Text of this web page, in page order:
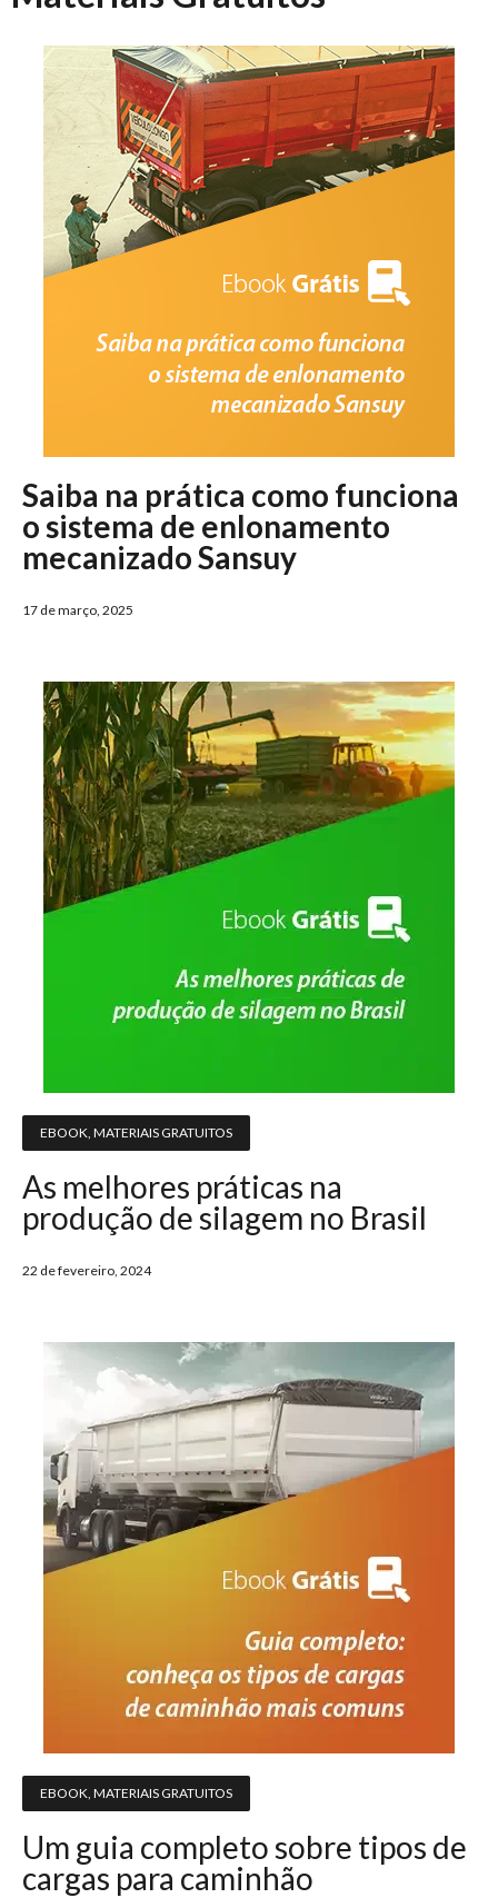
Saiba na prática como funciona
o sistema de enlonamento
mecanizado Sansuy
17 de março, 2025
EBOOK MATERIAIS GRATUITOS
As melhores práticas na
produção de silagem no Brasil
22 de fevereiro, 2024
EBOOK MATERIAIS GRATUITOS
Um guia completo sobre tipos de
cargas para caminhão